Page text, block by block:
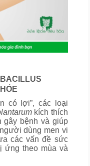
có lợi”, các loại
kích thích
gây bệnh và giúp
dùng men vi
các vấn đề sức
ứng theo mùa và